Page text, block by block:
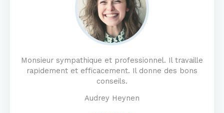
o
f
5
Monsieur sympathique et professionnel. Il travaille
rapidement et efficacement. Il donne des bons
conseils.
Audrey Heynen